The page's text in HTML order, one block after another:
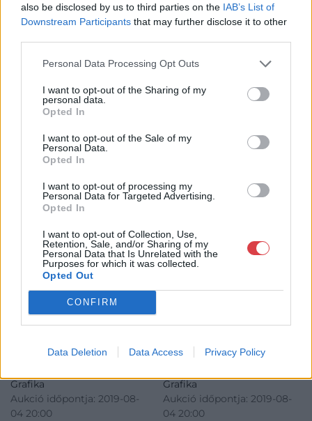
also be disclosed by us to third parties on the IAB’s List of
Downstream Participants that may further disclose it to other
Personal Data Processing Opt Outs
I want to opt-out of the Sharing of my
personal data.
Opted In
I want to opt-out of the Sale of my
Personal Data.
Opted In
I want to opt-out of processing my
Personal Data for Targeted Advertising.
Opted In
I want to opt-out of Collection, Use,
Retention, Sale, and/or Sharing of my
Personal Data that Is Unrelated with the
Purposes for which it was collected.
Opted Out
CONFIRM
Data Deletion Data Access Privacy Policy
MEGTEKINTEM MEGTEKINTEM
FESTMÉNY, GRAFIKA
13. tétel:
1997) Utcarészlet
Mérete 40 cm* 50 cm,
Technika: olaj/vászon, J.B.L.:
BALLAGÓ I., keret nélkül
Grafika
Aukció időpontja: 2019-08-
04 20:00
FESTMÉNY, GRAFIKA
(Szerbia 1912-1983)
Utcarészlet
Mérete 31 cm* 53 cm,
Aukció:
V. ONLINE AUKCIÓ
Grafika
Aukció időpontja: 2019-08-
04 20:00